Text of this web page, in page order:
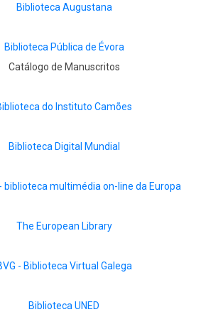
Biblioteca Augustana
Biblioteca Pública de Évora
Catálogo de Manuscritos
do Instituto Camões
Biblioteca Digital Mundial
biblioteca multimédia on-line da Europa
The European Library
- Biblioteca Virtual Galega
Biblioteca UNED